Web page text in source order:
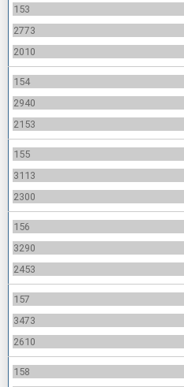
153
2773
2010
154
2940
2153
155
3113
2300
156
3290
2453
157
3473
2610
158